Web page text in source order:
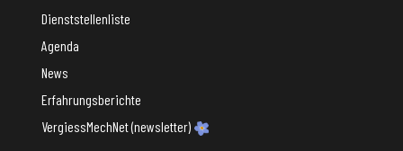
Dienststellenliste
Agenda
News
Erfahrungsberichte
VergiessMechNet (newsletter)